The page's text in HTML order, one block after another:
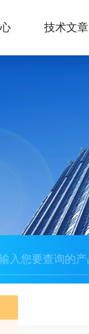
技术文章